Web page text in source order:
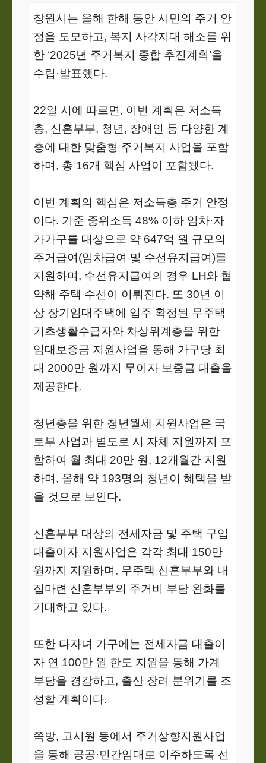
창원시는 올해 한해 동안 시민의 주거 안
정을 도모하고, 복지 사각지대 해소를 위
한 ‘2025년 주거복지 종합 추진계획’을
수립·발표했다.
22일 시에 따르면, 이번 계획은 저소득
층, 신혼부부, 청년, 장애인 등 다양한 계
층에 대한 맞춤형 주거복지 사업을 포함
하며, 총 16개 핵심 사업이 포함됐다.
이번 계획의 핵심은 저소득층 주거 안정
이다. 기준 중위소득 48% 이하 임차·자
가가구를 대상으로 약 647억 원 규모의
주거급여(임차급여 및 수선유지급여)를
지원하며, 수선유지급여의 경우 LH와 협
약해 주택 수선이 이뤄진다. 또 30년 이
상 장기임대주택에 입주 확정된 무주택
기초생활수급자와 차상위계층을 위한
임대보증금 지원사업을 통해 가구당 최
대 2000만 원까지 무이자 보증금 대출을
제공한다.
청년층을 위한 청년월세 지원사업은 국
토부 사업과 별도로 시 자체 지원까지 포
함하여 월 최대 20만 원, 12개월간 지원
하며, 올해 약 193명의 청년이 혜택을 받
을 것으로 보인다.
신혼부부 대상의 전세자금 및 주택 구입
대출이자 지원사업은 각각 최대 150만
원까지 지원하며, 무주택 신혼부부와 내
집마련 신혼부부의 주거비 부담 완화를
기대하고 있다.
또한 다자녀 가구에는 전세자금 대출이
자 연 100만 원 한도 지원을 통해 가계
부담을 경감하고, 출산 장려 분위기를 조
성할 계획이다.
쪽방, 고시원 등에서 주거상향지원사업
을 통해 공공·민간임대로 이주하도록 선